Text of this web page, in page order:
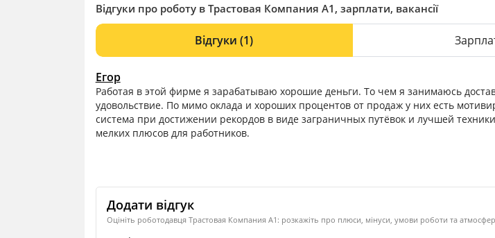
Відгуки про роботу в Трастовая Компания А1, зарплати, вакансії
Відгуки(1)
Егор
Работая в этой фирме я зарабатываю хорошие деньги. То чем я занимаюсь
удовольствие. По мимо оклада и хороших процентов от продаж у них есть
система при достижении рекордов в виде заграничных путёвок и лучшей
мелких плюсов для работников.
Додати відгук
Оцініть роботодавця Трастовая Компания А1: розкажіть про плюси, мінуси, умови роботи та